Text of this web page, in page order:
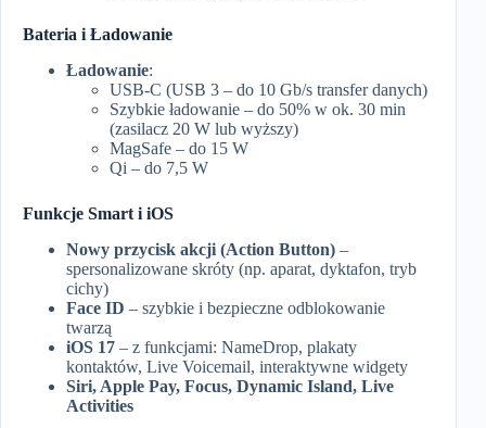
Bateria i Ładowanie
Ładowanie:
USB-C (USB 3 – do 10 Gb/s transfer danych)
Szybkie ładowanie – do 50% w ok. 30 min
(zasilacz 20 W lub wyższy)
MagSafe – do 15 W
Qi – do 7,5 W
Funkcje Smart i iOS
Nowy przycisk akcji (Action Button) –
spersonalizowane skróty (np. aparat, dyktafon, tryb
cichy)
Face ID – szybkie i bezpieczne odblokowanie
twarzą
iOS 17 – z funkcjami: NameDrop, plakaty
kontaktów, Live Voicemail, interaktywne widgety
Siri, Apple Pay, Focus, Dynamic Island, Live
Activities